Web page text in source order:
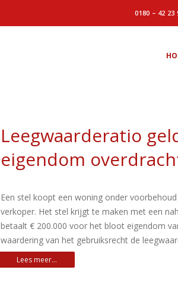
0180 – 42 23
Leegwaarderatio
eigendom
Een stel koopt een woning onder
verkoper. Het stel krijgt te maken met een
betaalt € 200.000 voor het bloot eigendom
waardering van het gebruiksrecht de